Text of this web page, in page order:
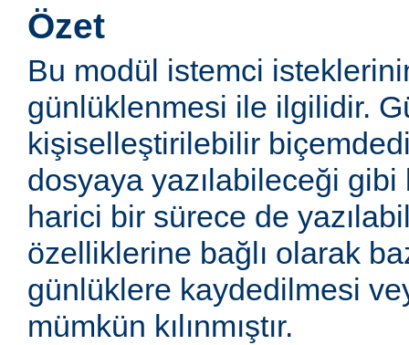
Özet
Bu modül istemci
günlüklenmesi ile ilgilidir.
kişiselleştirilebilir
dosyaya yazılabileceği
harici bir sürece de
özelliklerine bağlı olarak
günlüklere kaydedilmesi
mümkün kılınmıştır.